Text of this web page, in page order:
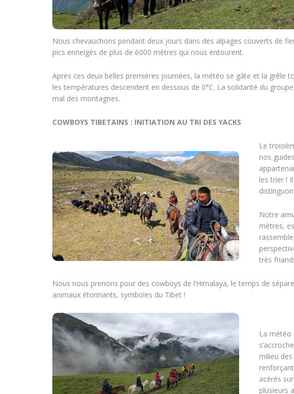
Nous chevauchons pendant deux jours dans des alpages couverts de
pics enneigés de plus de 6000 mètres qui nous entourent.
Après ces deux belles premières journées, la météo se gâte et la grêle
les températures descendent en dessous de 0°C. La solidarité du
mal des montagnes.
COWBOYS TIBETAINS : INITIATION AU TRI DES YACKS
Le
nos
les trier !
Notre
mètres,
très
Nous nous prenons pour des cowboys de l’Himalaya, le temps de
animaux étonnants, symboles du Tibet !
La météo
milieu
acérés
plusieurs